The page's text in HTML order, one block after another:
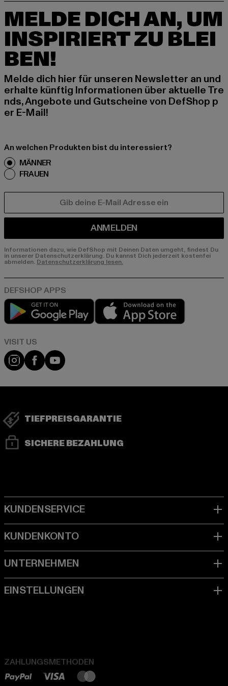
MELDE DICH AN, UM
INSPIRIERT ZU BLEI
BEN!
Melde dich hier für unseren Newsletter an und
erhalte künftig Informationen über aktuelle Tre
nds, Angebote und Gutscheine von DefShop p
er E-Mail!
An welchen Produkten bist du interessiert?
MÄNNER
FRAUEN
ANMELDEN
Informationen dazu, wie DefShop mit Deinen Daten umgeht, findest Du
in unserer Datenschutzerklärung. Du kannst Dich jederzeit kostenfei
abmelden. Datenschutzerklärung lesen.
Play market
Visit our Instagram page:
Visit our Facebook page:
Visit our YouTube channel:
TIEFPREISGARANTIE
SICHERE BEZAHLUNG
ZAHLUNGSMETHODEN